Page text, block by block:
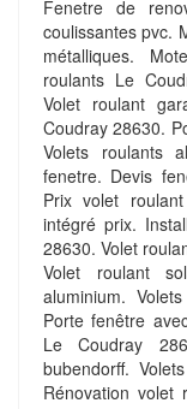
Fenetre de
coulissantes pvc.
métalliques.
roulants Le
Volet roulant
Coudray 28630.
Volets roulants
fenetre. Devis
Prix volet
intégré prix.
28630. Volet
Volet roulant
aluminium.
Porte fenêtre
Le Coudray
bubendorff.
Rénovation volet